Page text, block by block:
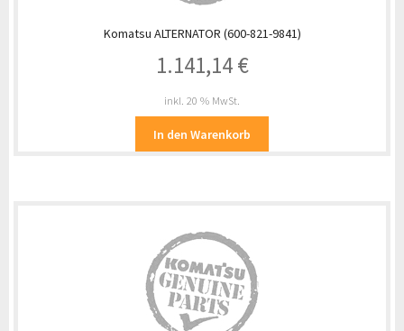
Komatsu ALTERNATOR (600-821-9841)
1.141,14€
inkl. 20 % MwSt.
In den Warenkorb